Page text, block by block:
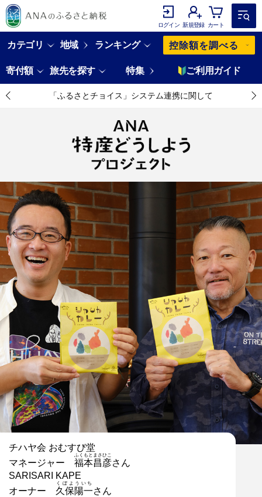
ログイン 新規登録 カート
カテゴリ 地域 ランキング 控除額を調べる
寄付額 旅先を探す 特集 ご利用ガイド
「ふるさとチョイス」システム連携に関して
チハヤ会 おむすび堂
マネージャー 福本昌彦
ふくもとまさひこ
さん
SARISARI KAPE
オーナー 久保陽一
くぼよういち
さん